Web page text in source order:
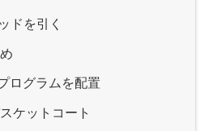
ドを引く
ログラムを配置
ケットコート